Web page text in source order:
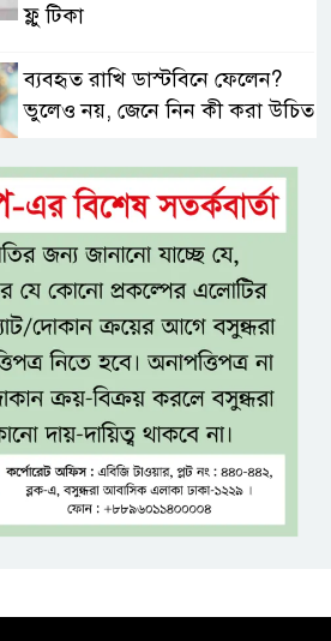
ফ্লু টিকা
ব্যবহৃত রাখি ডাস্টবিনে ফেলেন?
ভুলেও নয়, জেনে নিন কী করা উচিত
বেসরকারি জ্বালানি তেল আমদানিতে
বিশেষ সুবিধার অভিযোগ ভিত্তিহীন:
জ্বালানি বিভাগ
শেখ হাসিনা চাইলেই কি দেশে
ফিরতে পারবেন?
বসুন্ধরায় অ্যামেচার মার্শাল আর্টের
জমজমাট আসর
‘হাসিনা কার্ড’ ব্যবহার করে ভারতের